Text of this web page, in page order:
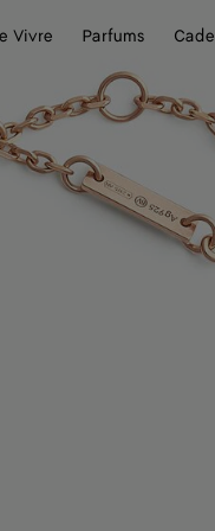
Vivre Parfums